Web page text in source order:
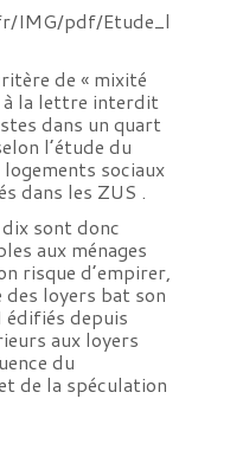
IMG/pdf/Etude_l
de « mixité
à la lettre interdit
dans un quart
l’étude du
sociaux
dans les ZUS .
sont donc
aux ménages
risque d’empirer,
des loyers bat son
édifiés depuis
aux loyers
du
de la spéculation